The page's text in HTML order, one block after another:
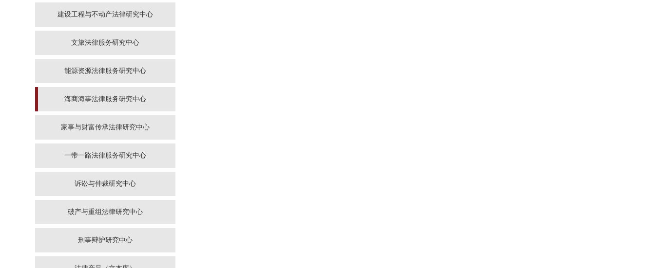
建设工程与不动产法律研究中心
文旅法律服务研究中心
能源资源法律服务研究中心
海商海事法律服务研究中心
家事与财富传承法律研究中心
一带一路法律服务研究中心
诉讼与仲裁研究中心
破产与重组法律研究中心
刑事辩护研究中心